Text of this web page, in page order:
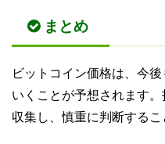
まとめ
ビットコイン価格は、今
いくことが予想されます
収集し、慎重に判断するこ